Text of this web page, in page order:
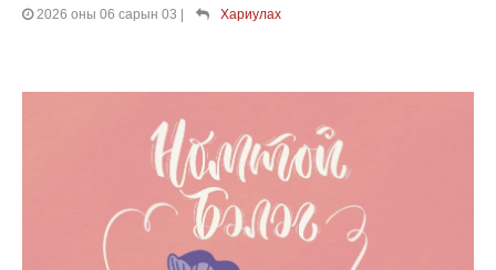
2026 оны 06 сарын 03 Хариулах